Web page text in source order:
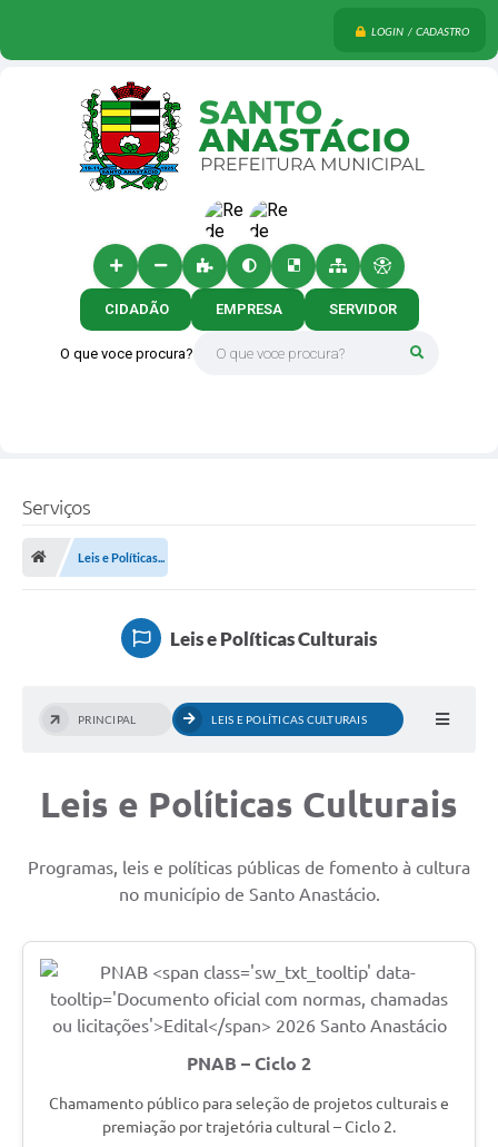
LOGIN / CADASTRO
O que voce procura?
CIDADÃO EMPRESA SERVIDOR
Serviços
Leis e Políticas...
Leis e Políticas Culturais
PRINCIPAL LEIS E POLÍTICAS CULTURAIS
Leis e Políticas Culturais
Programas, leis e políticas públicas de fomento à cultura
no município de Santo Anastácio.
PNAB – Ciclo 2
Chamamento público para seleção de projetos culturais e
premiação por trajetória cultural – Ciclo 2.